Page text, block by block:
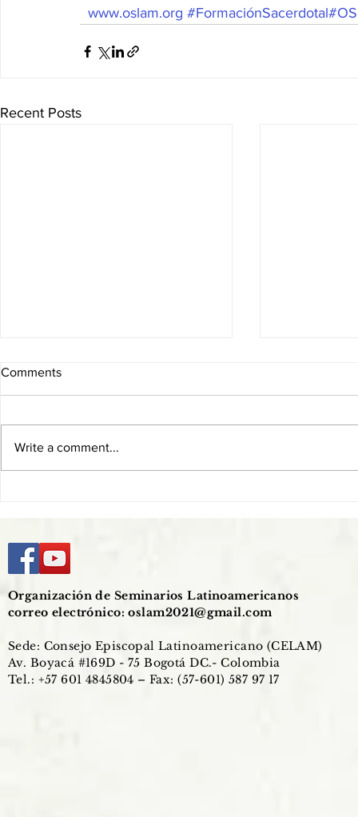
www.oslam.org #FormaciónSacerdotal
Recent Posts
Comments
Write a comment...
Organización de Seminarios Latinoamericanos
correo electrónico:oslam2021@gmail.com
Sede: Consejo Episcopal Latinoamericano (CELAM)
Av. Boyacá #169D - 75 Bogotá DC.- Colombia
Tel.: +57 601 4845804 – Fax: (57-601) 587 97 17